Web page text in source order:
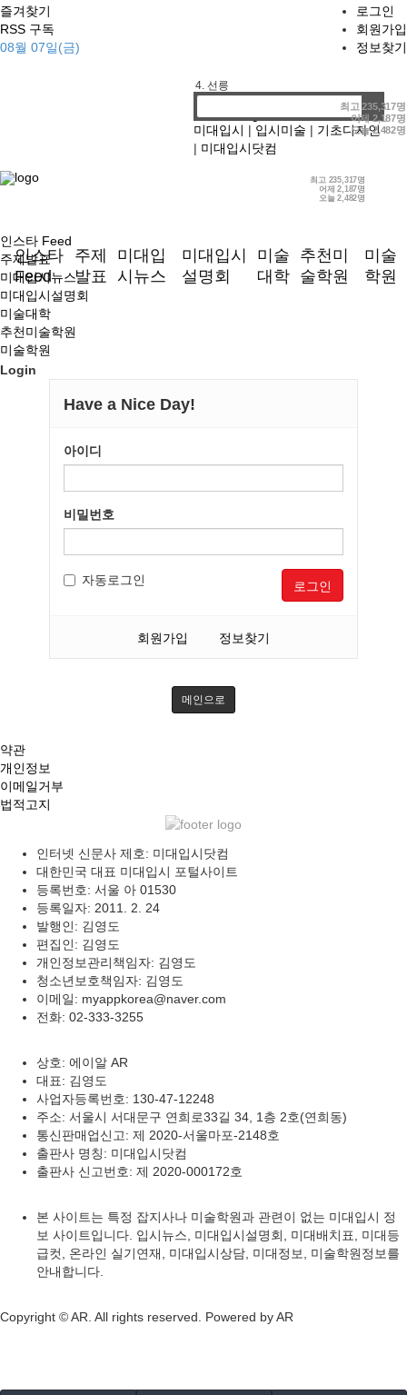
즐겨찾기
RSS 구독
08월 07일(금)
로그인
회원가입
정보찾기
최고235,317명
어제 2,187명
오늘2,482명
4. 선릉
미대입시 | 입시미술 | 기초디자인
| 미대입시닷컴
최고 235,317명
어제2,187명
오늘2,482명
인스타
Feed
주제
발표
미대입
시뉴스
미대입시
설명회
미술
대학
추천미
술학원
미술
학원
인스타 Feed
주제발표
미대입시뉴스
미대입시설명회
미술대학
추천미술학원
미술학원
Login
Have a Nice Day!
아이디
비밀번호
자동로그인 로그인
회원가입 정보찾기
메인으로
약관
개인정보
이메일거부
법적고지
인터넷 신문사 제호: 미대입시닷컴
대한민국 대표 미대입시 포털사이트
등록번호: 서울 아 01530
등록일자: 2011. 2. 24
발행인: 김영도
편집인: 김영도
개인정보관리책임자: 김영도
청소년보호책임자: 김영도
이메일: myappkorea@naver.com
전화: 02-333-3255
상호: 에이알 AR
대표: 김영도
사업자등록번호: 130-47-12248
주소: 서울시 서대문구 연희로33길 34, 1층 2호(연희동)
통신판매업신고: 제 2020-서울마포-2148호
출판사 명칭: 미대입시닷컴
출판사 신고번호: 제 2020-000172호
본 사이트는 특정 잡지사나 미술학원과 관련이 없는 미대입시 정
보 사이트입니다. 입시뉴스, 미대입시설명회, 미대배치표, 미대등
급컷, 온라인 실기연재, 미대입시상담, 미대정보, 미술학원정보를
안내합니다.
Copyright © AR. All rights reserved. Powered by AR